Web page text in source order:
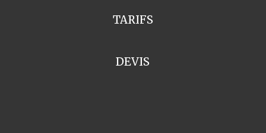
TARIFS
DEVIS